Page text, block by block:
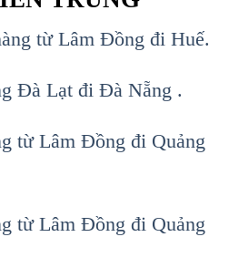
từ Lâm Đồng đi Huế.
Đà Lạt đi Đà Nẵng .
từ Lâm Đồng đi Quảng
từ Lâm Đồng đi Quảng